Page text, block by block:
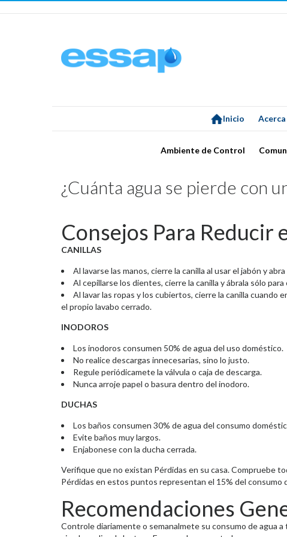
Inicio
Ambiente de Control
¿Cuánta agua se pierde con
Consejos Para Reducir
CANILLAS
Al lavarse las manos, cierre la canilla al usar el jabón y
Al cepillarse los dientes, cierre la canilla y ábrala sólo
Al lavar las ropas y los cubiertos, cierre la canilla cuando
el propio lavabo cerrado.
INODOROS
Los inodoros consumen 50% de agua del uso doméstico.
No realice descargas innecesarias, sino lo justo.
Regule periódicamete la válvula o caja de descarga.
Nunca arroje papel o basura dentro del inodoro.
DUCHAS
Los baños consumen 30% de agua del consumo
Evite baños muy largos.
Enjabonese con la ducha cerrada.
Verifique que no existan Pérdidas en su casa. Compruebe
Pérdidas en estos puntos representan el 15% del consumo
Recomendaciones
Controle diariamente o semanalmete su consumo de agua